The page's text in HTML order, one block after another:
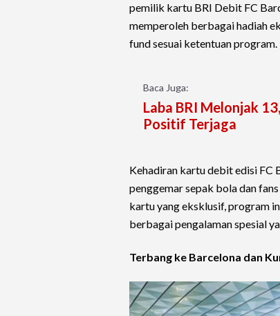
pemilik kartu BRI Debit FC
memperoleh berbagai hadiah
fund sesuai ketentuan program.
Baca Juga:
Laba BRI Melonjak
Positif Terjaga
Kehadiran kartu debit edisi FC
penggemar sepak bola dan
kartu yang eksklusif, program
berbagai pengalaman spesial
Terbang ke Barcelona dan